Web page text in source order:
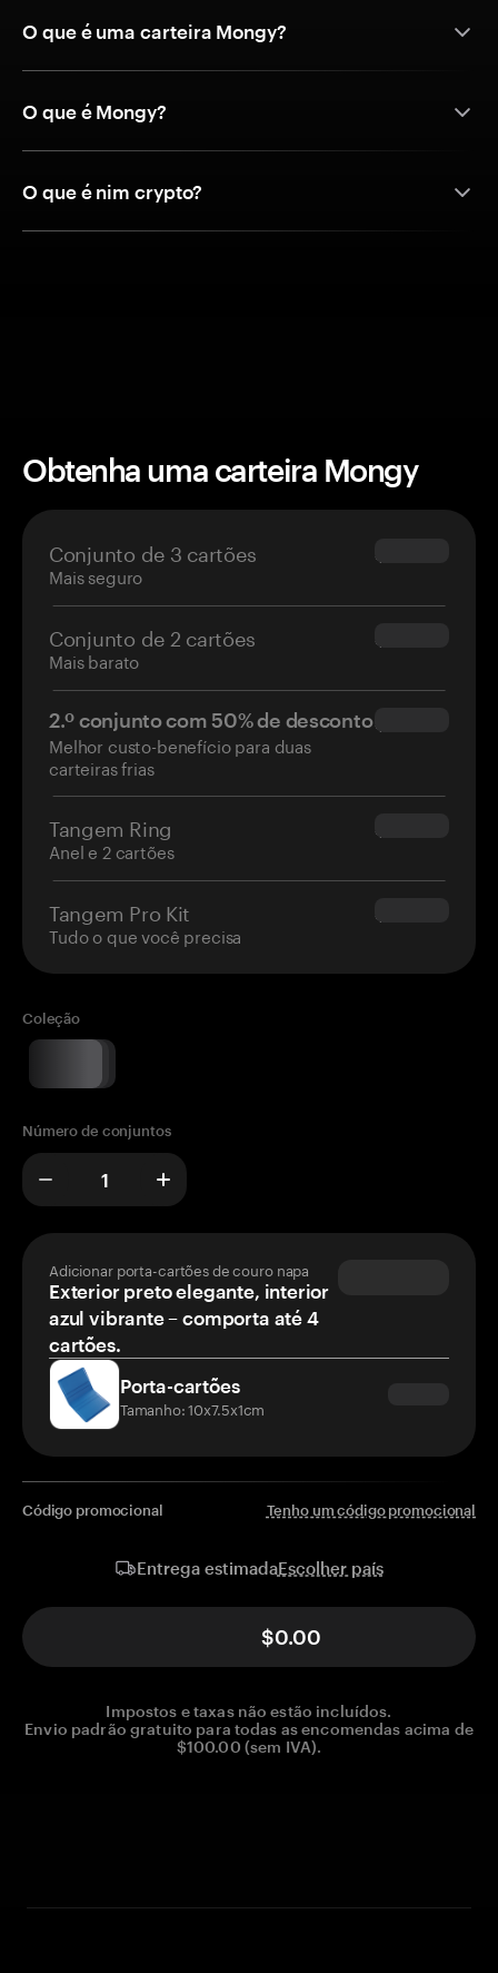
O que é uma carteira Mongy?
O que é Mongy?
O que é nim crypto?
Obtenha uma carteira Mongy
Conjunto de 3 cartões
Mais seguro
$69.90
Conjunto de 2 cartões
Mais barato
$54.90
2.º conjunto com 50% de desconto
Melhor custo-benefício para duas
carteiras frias
$34.95
Tangem Ring
Anel e 2 cartões
$160.00
Tangem Pro Kit
Tudo o que você precisa
$180.00
Coleção
Número de conjuntos
Adicionar porta-cartões de couro napa
Exterior preto elegante, interior
azul vibrante – comporta até 4
cartões.
Porta-cartões
Tamanho: 10x7.5x1cm
Código promocional Tenho um código promocional
Entrega estimadaEscolher país
$0.00
Impostos e taxas não estão incluídos.
Envio padrão gratuito para todas as encomendas acima de
$100.00 (sem IVA).